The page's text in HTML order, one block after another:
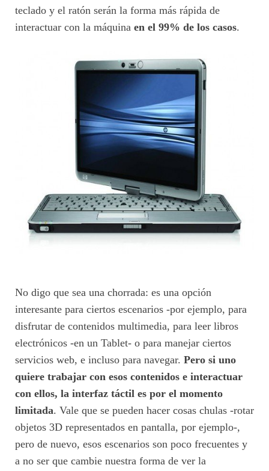
teclado y el ratón serán la forma más rápida de
interactuar con la máquina en el 99% de los casos.
No digo que sea una chorrada: es una opción
interesante para ciertos escenarios -por ejemplo, para
disfrutar de contenidos multimedia, para leer libros
electrónicos -en un Tablet- o para manejar ciertos
servicios web, e incluso para navegar. Pero si uno
quiere trabajar con esos contenidos e interactuar
con ellos, la interfaz táctil es por el momento
limitada. Vale que se pueden hacer cosas chulas -rotar
objetos 3D representados en pantalla, por ejemplo-,
pero de nuevo, esos escenarios son poco frecuentes y
a no ser que cambie nuestra forma de ver la